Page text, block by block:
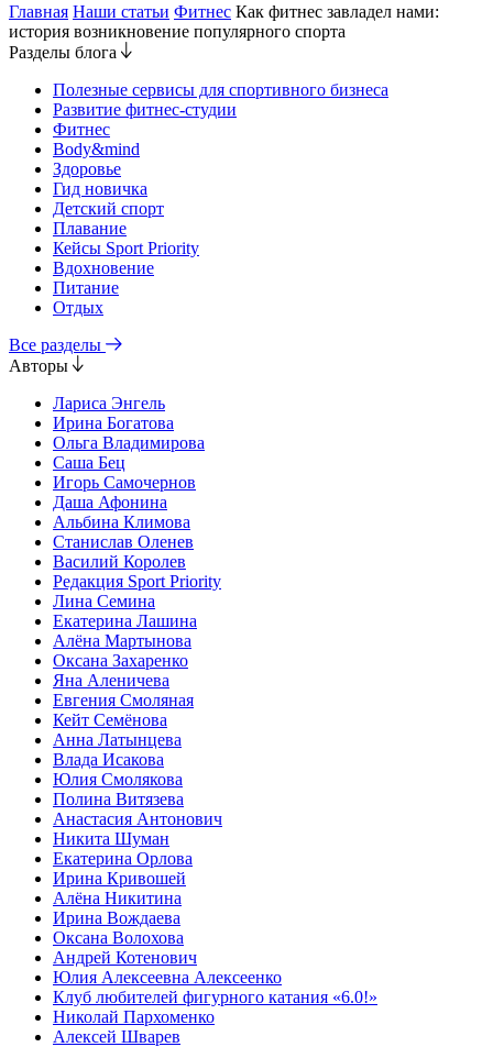
Главная Наши статьи Фитнес Как фитнес завладел нами:
история возникновение популярного спорта
Разделы блога
Полезные сервисы для спортивного бизнеса
Развитие фитнес-студии
Фитнес
Body&mind
Здоровье
Гид новичка
Детский спорт
Плавание
Кейсы Sport Priority
Вдохновение
Питание
Отдых
Все разделы
Авторы
Лариса Энгель
Ирина Богатова
Ольга Владимирова
Саша Бец
Игорь Самочернов
Даша Афонина
Альбина Климова
Станислав Оленев
Василий Королев
Редакция Sport Priority
Лина Семина
Екатерина Лашина
Алёна Мартынова
Оксана Захаренко
Яна Аленичева
Евгения Смоляная
Кейт Семёнова
Анна Латынцева
Влада Исакова
Юлия Смолякова
Полина Витязева
Анастасия Антонович
Никита Шуман
Екатерина Орлова
Ирина Кривошей
Алёна Никитина
Ирина Вождаева
Оксана Волохова
Андрей Котенович
Юлия Алексеевна Алексеенко
Клуб любителей фигурного катания «6.0!»
Николай Пархоменко
Алексей Шварев